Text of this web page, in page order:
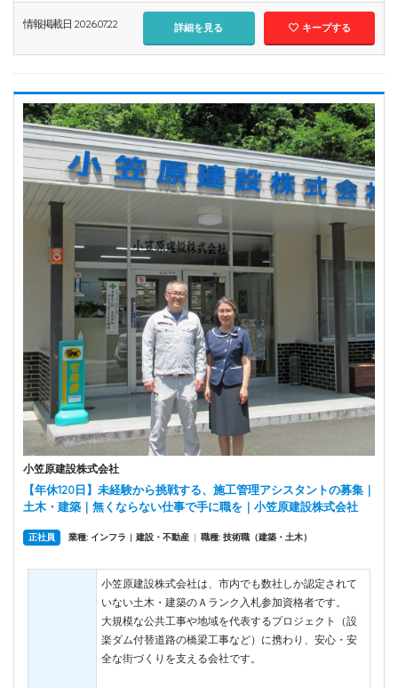
情報掲載日 2026.07.22 詳細を見る キープする
小笠原建設株式会社
【年休120日】未経験から挑戦する、施工管理アシスタントの募集｜
土木・建築｜無くならない仕事で手に職を｜小笠原建設株式会社
正社員 業種: インフラ | 建設・不動産 | 職種: 技術職（建築・土木）
小笠原建設株式会社は、市内でも数社しか認定されて
いない土木・建築のＡランク入札参加資格者です。
大規模な公共工事や地域を代表するプロジェクト（設
楽ダム付替道路の橋梁工事など）に携わり、安心・安
全な街づくりを支える会社です。